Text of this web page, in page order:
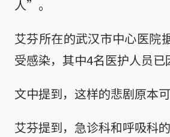
人”。
艾芬所在的武汉市中心医院
受感染，其中4名医护人员已
文中提到，这样的悲剧原本可
艾芬提到，急诊科和呼吸科